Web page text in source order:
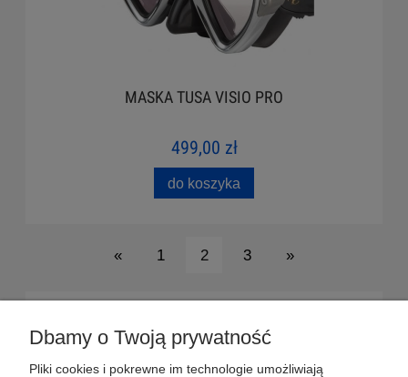
MASKA TUSA VISIO PRO
499,00 zł
do koszyka
« 1 2 3 »
DOSTAWA
Dbamy o Twoją prywatność
Pliki cookies i pokrewne im technologie umożliwiają